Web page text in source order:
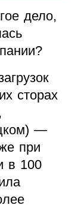
дело,
сторах
—
при
в 100